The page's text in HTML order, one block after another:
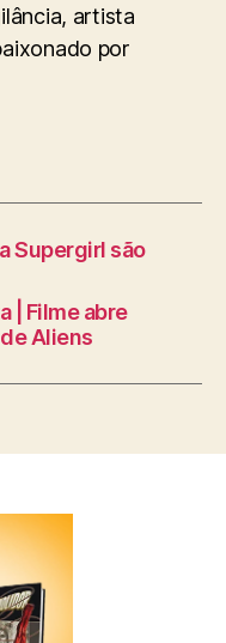
artista
por
Supergirl são
| Filme abre
Aliens